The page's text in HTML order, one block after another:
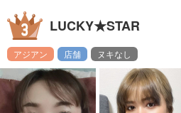
LUCKY★STAR
アジアン 店舗 ヌキなし